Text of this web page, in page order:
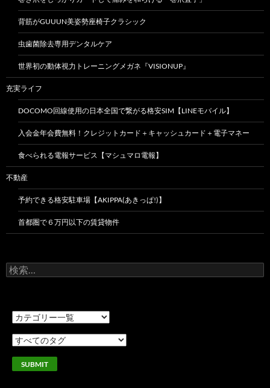
背筋がGUUUN美姿勢座椅子クラシック
虫歯菌除去専用デンタルケア
世界初の動体視力トレーニングメガネ『VISIONUP』
充実ライフ
DOCOMO回線使用の日本全国で繋がる格安SIM【LINEモバイル】
入会金年会費無料！クレジットカード＋キャッシュカード＋電子マネー
食べられる電報サービス【マシュマロ電報】
不動産
予約できる格安駐車場【AKIPPA(あきっぱ!)】
首都圏で６万円以下の賃貸物件
検
索: